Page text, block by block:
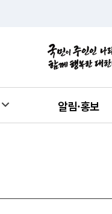
알림·홍보